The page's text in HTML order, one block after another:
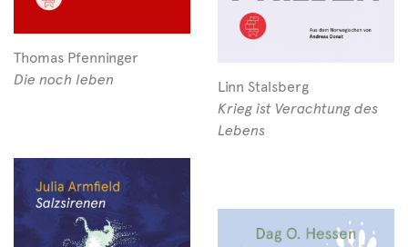
Thomas Pfenninger
Die noch leben
Linn Stalsberg
Krieg ist Verachtung des
Lebens